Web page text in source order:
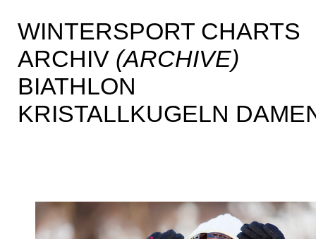
WINTERSPORT CHARTS
ARCHIV (ARCHIVE)
BIATHLON
KRISTALLKUGELN